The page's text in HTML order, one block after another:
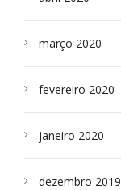
março 2020
fevereiro 2020
janeiro 2020
dezembro 2019